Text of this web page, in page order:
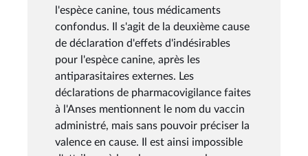
l'espèce canine, tous médicaments
confondus. Il s'agit de la deuxième cause
de déclaration d'effets d'indésirables
pour l'espèce canine, après les
antiparasitaires externes. Les
déclarations de pharmacovigilance faites
à l'Anses mentionnent le nom du vaccin
administré, mais sans pouvoir préciser la
valence en cause. Il est ainsi impossible